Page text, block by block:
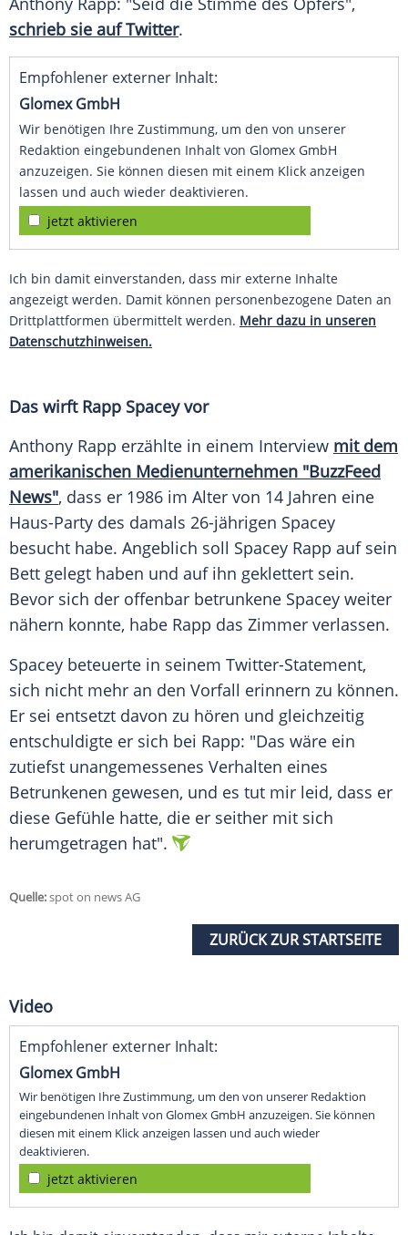
schrieb sie auf Twitter.
Empfohlener externer Inhalt:
Glomex GmbH
Wir benötigen Ihre Zustimmung, um den von unserer
Redaktion eingebundenen Inhalt von Glomex GmbH
anzuzeigen. Sie können diesen mit einem Klick anzeigen
lassen und auch wieder deaktivieren.
jetzt aktivieren
Ich bin damit einverstanden, dass mir externe Inhalte
angezeigt werden. Damit können personenbezogene Daten an
Drittplattformen übermittelt werden. Mehr dazu in unseren
Datenschutzhinweisen.
Das wirft Rapp Spaceyvor
Anthony Rapp erzählte in einem Interview mit dem
amerikanischen Medienunternehmen "BuzzFeed
News", dass er 1986 im Alter von 14 Jahren eine
Haus-Party des damals 26-jährigen Spacey
besucht habe. Angeblich soll Spacey Rapp auf sein
Bett gelegt haben und auf ihn geklettert sein.
Bevor sich der offenbar betrunkene Spacey weiter
nähern konnte, habe Rapp das Zimmer verlassen.
Spacey beteuerte in seinem Twitter-Statement,
sich nicht mehr an den Vorfall erinnern zu können.
Er sei entsetzt davon zu hören und gleichzeitig
entschuldigte er sich bei Rapp: "Das wäre ein
zutiefst unangemessenes Verhalten eines
Betrunkenen gewesen, und es tut mir leid, dass er
diese Gefühle hatte, die er seither mit sich
herumgetragen hat".
Quelle:spot on news AG
ZURÜCK ZUR STARTSEITE
Video
Empfohlener externer Inhalt:
Glomex GmbH
Wir benötigen Ihre Zustimmung, um den von unserer Redaktion
eingebundenen Inhalt von Glomex GmbH anzuzeigen. Sie können
diesen mit einem Klick anzeigen lassen und auch wieder
deaktivieren.
jetzt aktivieren